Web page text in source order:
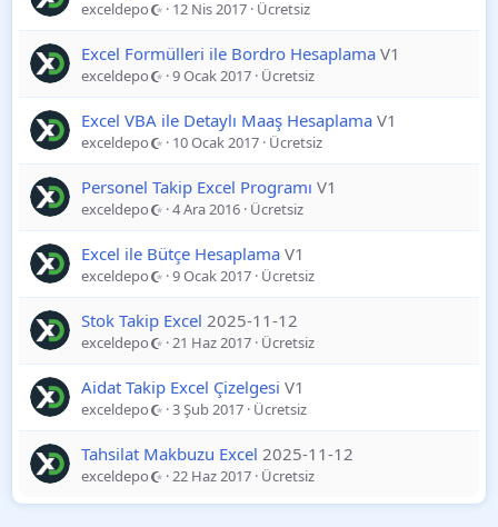
exceldepo 12 Nis 2017 Ücretsiz
Excel Formülleri ile Bordro Hesaplama V1
exceldepo 9 Ocak 2017 Ücretsiz
Excel VBA ile Detaylı Maaş Hesaplama V1
exceldepo 10 Ocak 2017 Ücretsiz
Personel Takip Excel Programı V1
exceldepo 4 Ara 2016 Ücretsiz
Excel ile Bütçe Hesaplama V1
exceldepo 9 Ocak 2017 Ücretsiz
Stok Takip Excel 2025-11-12
exceldepo 21 Haz 2017 Ücretsiz
Aidat Takip Excel Çizelgesi V1
exceldepo 3 Şub 2017 Ücretsiz
Tahsilat Makbuzu Excel 2025-11-12
exceldepo 22 Haz 2017 Ücretsiz